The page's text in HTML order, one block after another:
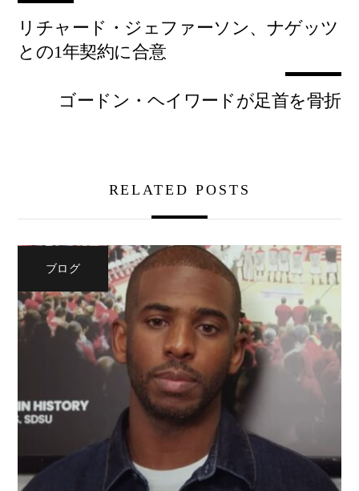
リチャード・ジェファーソン、ナゲッツ
との1年契約に合意
ゴードン・ヘイワードが足首を骨折
RELATED POSTS
ブログ